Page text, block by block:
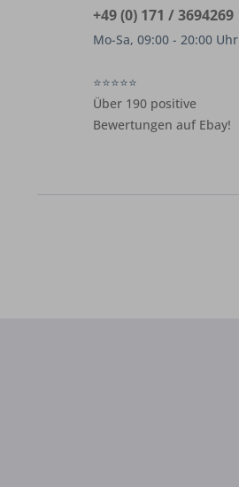
+49 (0) 171 / 3694269
Mo-Sa, 09:00 - 20:00 Uhr
⭐⭐⭐⭐⭐
Über 190 positive
Bewertungen auf Ebay!